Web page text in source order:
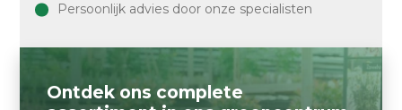
Persoonlijk advies door onze specialisten
Ontdek ons complete